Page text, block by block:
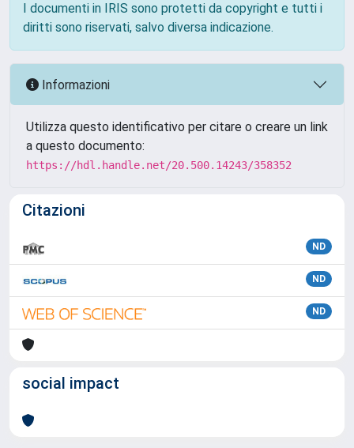
I documenti in IRIS sono protetti da copyright e tutti i
diritti sono riservati, salvo diversa indicazione.
Informazioni
Utilizza questo identificativo per citare o creare un link
a questo documento:
https://hdl.handle.net/20.500.14243/358352
Citazioni
ND
ND
ND
social impact